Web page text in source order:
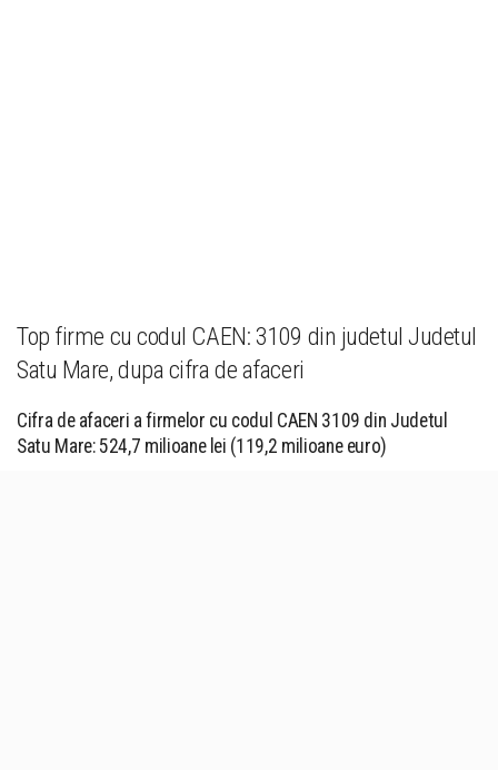
Top firme cu codul CAEN: 3109 din judetul Judetul
Satu Mare, dupa cifra de afaceri
Cifra de afaceri a firmelor cu codul CAEN 3109 din Judetul
Satu Mare: 524,7 milioane lei (119,2 milioane euro)